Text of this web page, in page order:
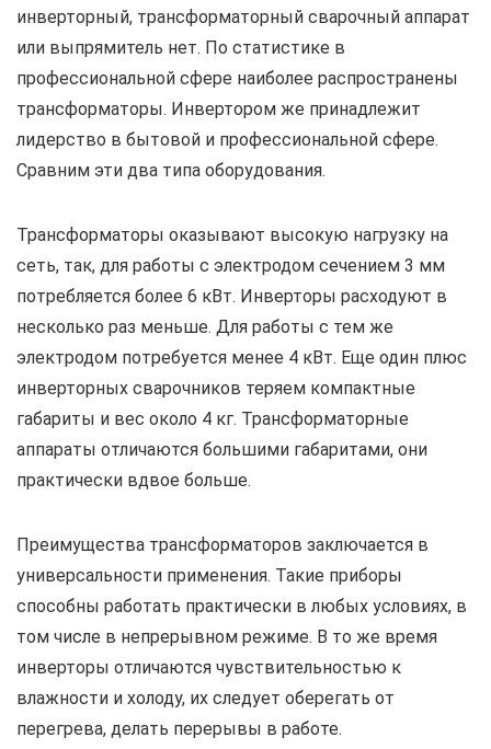
инверторный, трансформаторный сварочный аппарат
или выпрямитель нет. По статистике в
профессиональной сфере наиболее распространены
трансформаторы. Инвертором же принадлежит
лидерство в бытовой и профессиональной сфере.
Сравним эти два типа оборудования.
Трансформаторы оказывают высокую нагрузку на
сеть, так, для работы с электродом сечением 3 мм
потребляется более 6 кВт. Инверторы расходуют в
несколько раз меньше. Для работы с тем же
электродом потребуется менее 4 кВт. Еще один плюс
инверторных сварочников теряем компактные
габариты и вес около 4 кг. Трансформаторные
аппараты отличаются большими габаритами, они
практически вдвое больше.
Преимущества трансформаторов заключается в
универсальности применения. Такие приборы
способны работать практически в любых условиях, в
том числе в непрерывном режиме. В то же время
инверторы отличаются чувствительностью к
влажности и холоду, их следует оберегать от
перегрева, делать перерывы в работе.